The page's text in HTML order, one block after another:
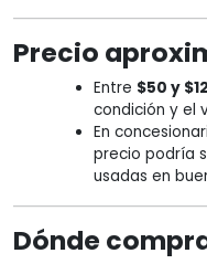
Precio
Entre $50 y
condición y el
En
precio podría
usadas en
Dónde